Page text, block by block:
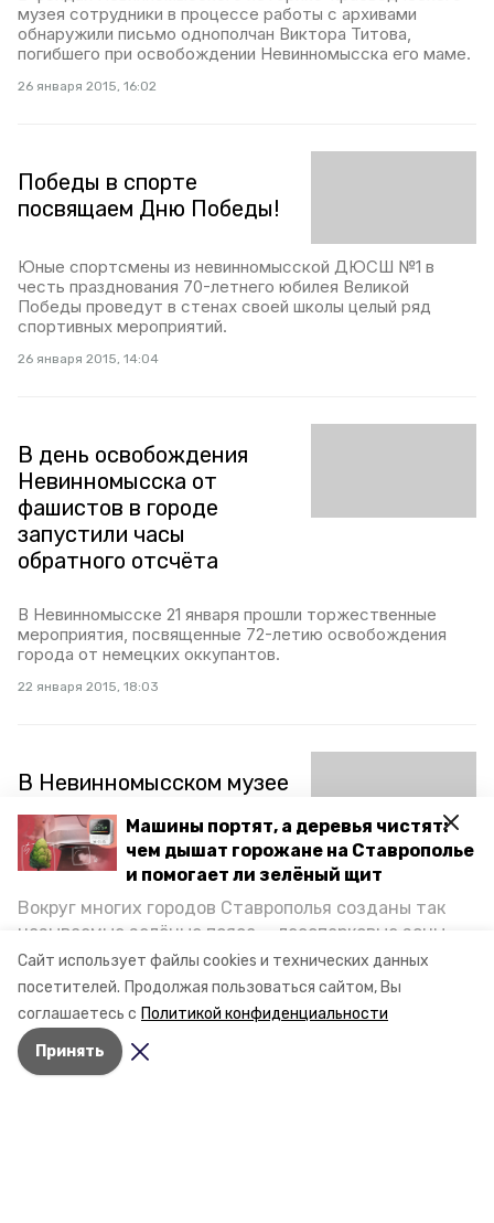
Сайт использует файлы cookies и технических данных
посетителей. Продолжая пользоваться сайтом, Вы
соглашаетесь с Политикой конфиденциальности
Принять
Машины портят, а деревья чистят:
чем дышат горожане на Ставрополье
и помогает ли зелёный щит
Вокруг многих городов Ставрополья созданы так
называемые зелёные пояса — лесопарковые зоны,
снижающие негативное воздействие выхлопных
газов на атмосферу. Справляются ли они с
постоянно растущим потоком автотранспорта и
каким воздухом дышат жители края, узнала
корреспондент «Победы26».
музея сотрудники в процессе работы с архивами
обнаружили письмо однополчан Виктора Титова,
погибшего при освобождении Невинномысска его маме.
26 января 2015, 16:02
Победы в спорте
посвящаем Дню Победы!
Юные спортсмены из невинномысской ДЮСШ №1 в
честь празднования 70-летнего юбилея Великой
Победы проведут в стенах своей школы целый ряд
спортивных мероприятий.
26 января 2015, 14:04
В день освобождения
Невинномысска от
фашистов в городе
запустили часы
обратного отсчёта
В Невинномысске 21 января прошли торжественные
мероприятия, посвященные 72-летию освобождения
города от немецких оккупантов.
22 января 2015, 18:03
В Невинномысском музее
открылась экспозиция,
посвящённая военному
хирургу
«Подвиг хирурга Суховой Марии Иосифовны» – так
называется выставка, которая открылась в
Невинномысском историко-краеведческом музее.
Выставка посвящена 72-й годовщине освобождения
города от фашистов и 70-летию Великой Победы.
22 января 2015, 17:23